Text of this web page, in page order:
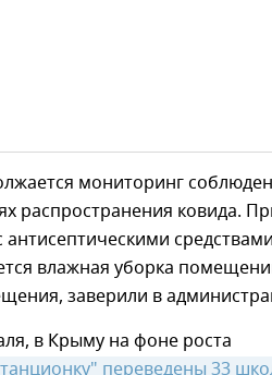
мониторинг
распространения ковида.
влажная уборка
заверили в
в Крыму на фоне роста